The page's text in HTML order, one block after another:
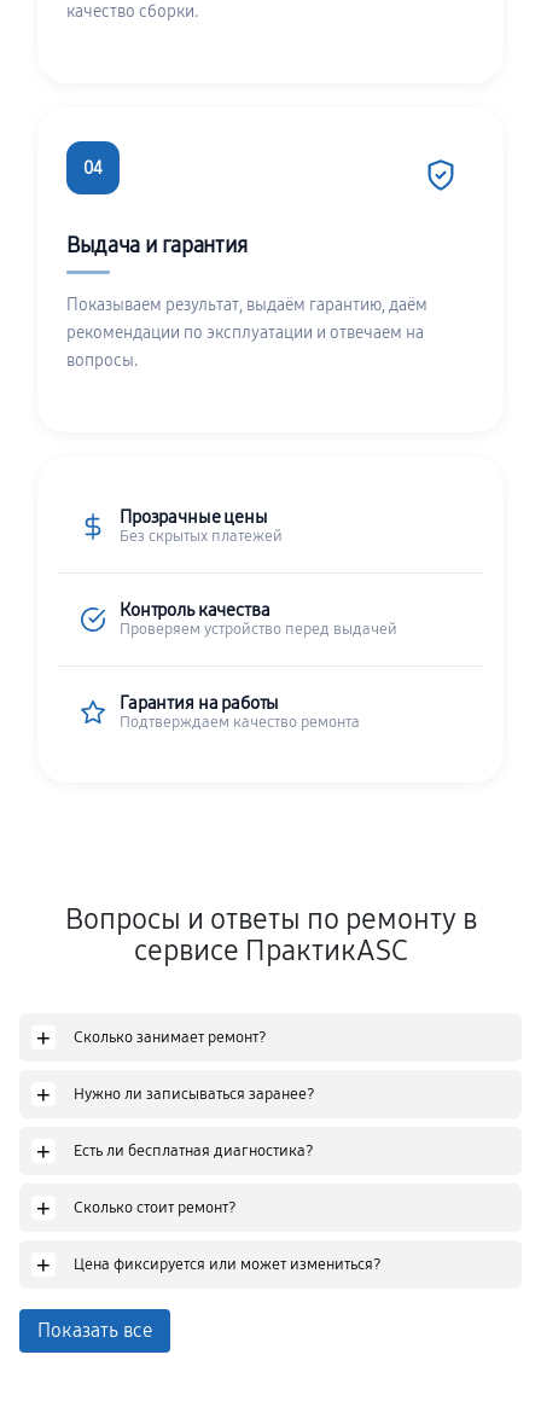
качество сборки.
04
Выдача и гарантия
Показываем результат, выдаём гарантию, даём
рекомендации по эксплуатации и отвечаем на
вопросы.
Прозрачные цены
Без скрытых платежей
Контроль качества
Проверяем устройство перед выдачей
Гарантия на работы
Подтверждаем качество ремонта
Вопросы и ответы по ремонту в
сервисе ПрактикASC
+ Сколько занимает ремонт?
+ Нужно ли записываться заранее?
+ Есть ли бесплатная диагностика?
+ Сколько стоит ремонт?
+ Цена фиксируется или может измениться?
Показать все